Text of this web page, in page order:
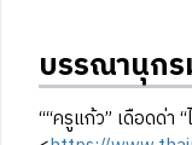
บรรณานุก
““ครูแก้ว” เดือดด่า